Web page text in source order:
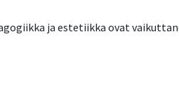
ja estetiikka ovat